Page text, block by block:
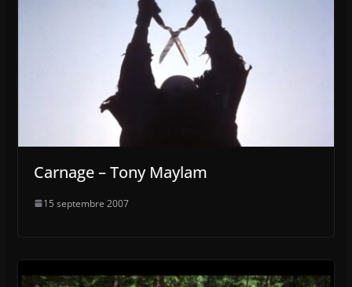
Carnage – Tony Maylam
15 septembre 2007